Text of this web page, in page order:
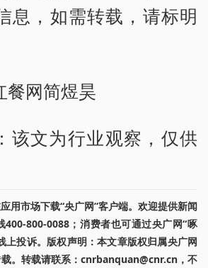
息，如需转载，请标明
餐网简煜昊
该文为行业观察，仅供
用市场下载“央广网”客户端。欢迎提供新闻
400-800-0088；消费者也可通过央广网“啄
上投诉。版权声明：本文章版权归属央广网
。转载请联系：cnrbanquan@cnr.cn，不